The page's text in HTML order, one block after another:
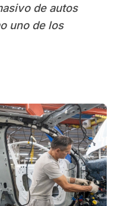
de autos
uno de los